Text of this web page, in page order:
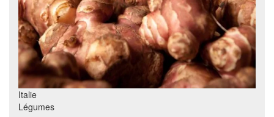
Italie
Légumes